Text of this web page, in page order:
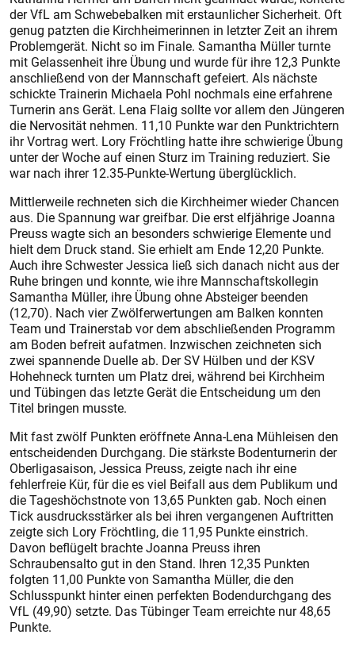
der VfL am Schwebebalken mit erstaunlicher Sicherheit. Oft
genug patzten die Kirchheimerinnen in letzter Zeit an ihrem
Problemgerät. Nicht so im Finale. Samantha Müller turnte
mit Gelassenheit ihre Übung und wurde für ihre 12,3 Punkte
anschließend von der Mannschaft gefeiert. Als nächste
schickte Trainerin Michaela Pohl nochmals eine erfahrene
Turnerin ans Gerät. Lena Flaig sollte vor allem den Jüngeren
die Nervosität nehmen. 11,10 Punkte war den Punktrichtern
ihr Vortrag wert. Lory Fröchtling hatte ihre schwierige Übung
unter der Woche auf einen Sturz im Training reduziert. Sie
war nach ihrer 12.35-Punkte-Wertung überglücklich.
Mittlerweile rechneten sich die Kirchheimer wieder Chancen
aus. Die Spannung war greifbar. Die erst elfjährige Joanna
Preuss wagte sich an besonders schwierige Elemente und
hielt dem Druck stand. Sie erhielt am Ende 12,20 Punkte.
Auch ihre Schwester Jessica ließ sich danach nicht aus der
Ruhe bringen und konnte, wie ihre Mannschaftskollegin
Samantha Müller, ihre Übung ohne Absteiger beenden
(12,70). Nach vier Zwölferwertungen am Balken konnten
Team und Trainerstab vor dem abschließenden Programm
am Boden befreit aufatmen. Inzwischen zeichneten sich
zwei spannende Duelle ab. Der SV Hülben und der KSV
Hohehneck turnten um Platz drei, während bei Kirchheim
und Tübingen das letzte Gerät die Entscheidung um den
Titel bringen musste.
Mit fast zwölf Punkten eröffnete Anna-Lena Mühleisen den
entscheidenden Durchgang. Die stärkste Bodenturnerin der
Oberligasaison, Jessica Preuss, zeigte nach ihr eine
fehlerfreie Kür, für die es viel Beifall aus dem Publikum und
die Tageshöchstnote von 13,65 Punkten gab. Noch einen
Tick ausdrucksstärker als bei ihren vergangenen Auftritten
zeigte sich Lory Fröchtling, die 11,95 Punkte einstrich.
Davon beflügelt brachte Joanna Preuss ihren
Schraubensalto gut in den Stand. Ihren 12,35 Punkten
folgten 11,00 Punkte von Samantha Müller, die den
Schlusspunkt hinter einen perfekten Bodendurchgang des
VfL (49,90) setzte. Das Tübinger Team erreichte nur 48,65
Punkte.